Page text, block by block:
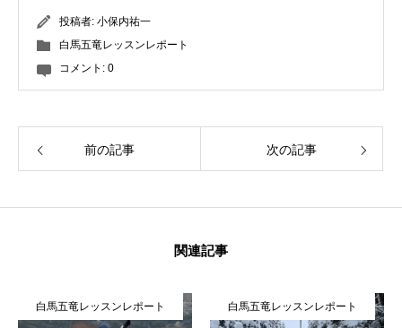
投稿者: 小保内祐一
白馬五竜レッスンレポート
コメント: 0
前の記事 次の記事
関連記事
白馬五竜レッスンレポート 白馬五竜レッスンレポート